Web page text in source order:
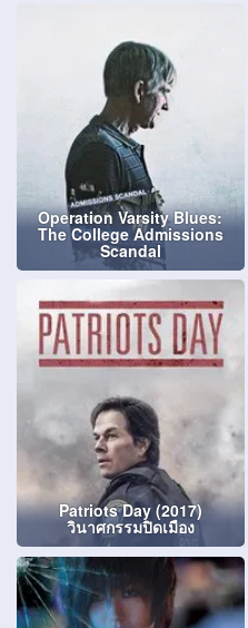
Operation Varsity Blues:
The College Admissions
Scandal
Patriots Day (2017)
วินาศกรรมปิดเมือง